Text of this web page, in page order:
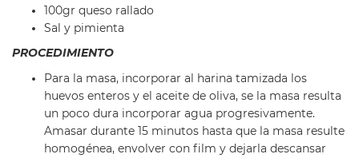
100gr queso rallado
Sal y pimienta
PROCEDIMIENTO
Para la masa, incorporar al harina tamizada los
huevos enteros y el aceite de oliva, se la masa resulta
un poco dura incorporar agua progresivamente.
Amasar durante 15 minutos hasta que la masa resulte
homogénea, envolver con film y dejarla descansar